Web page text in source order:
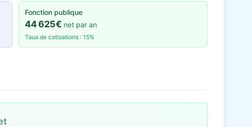
Fonction publique
44 625€ net par an
Taux de cotisations : 15%